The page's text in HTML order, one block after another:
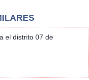
el distrito 07 de